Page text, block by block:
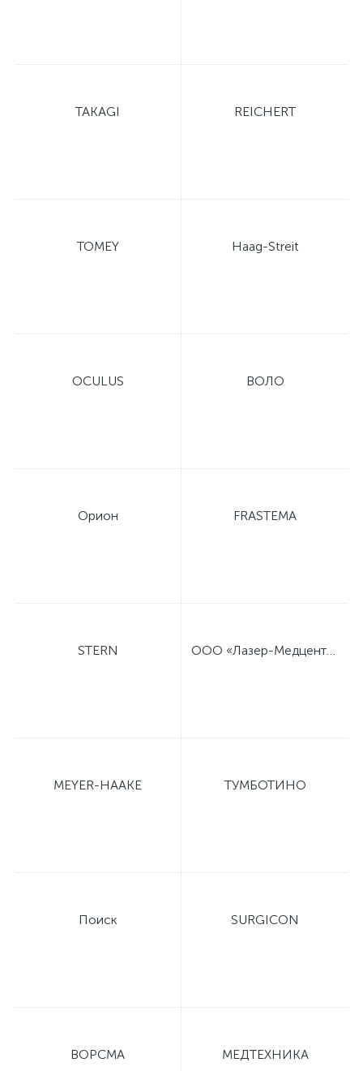
TAKAGI REICHERT
TOMEY Haag-Streit
OCULUS ВОЛО
Орион FRASTEMA
STERN ООО «Лазер-Медцентр»
MEYER-HAAKE ТУМБОТИНО
Поиск SURGICON
ВОРСМА МЕДТЕХНИКА